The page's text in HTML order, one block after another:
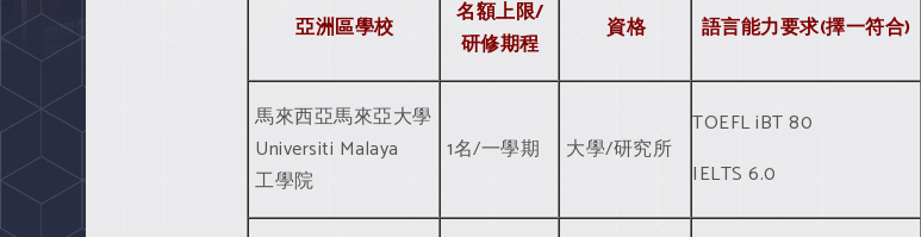
亞洲區學校
名額上限/
研修期程
資格 語言能力要求(擇一符合)
馬來西亞馬來亞大學
Universiti Malaya
工學院
1名/一學期 大學/研究所
TOEFL iBT 80
IELTS 6.0